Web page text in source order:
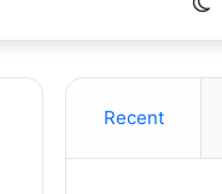
Recent